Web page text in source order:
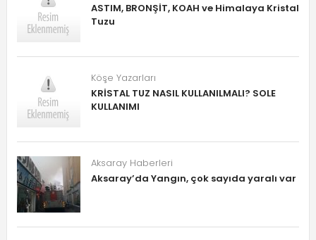
ASTIM, BRONŞİT, KOAH ve Himalaya Kristal
Tuzu
Köşe Yazarları
KRİSTAL TUZ NASIL KULLANILMALI? SOLE
KULLANIMI
Aksaray Haberleri
Aksaray’da Yangın, çok sayıda yaralı var